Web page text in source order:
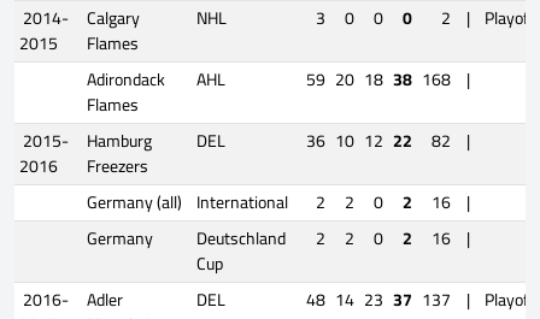
2014-
2015
Calgary
Flames
NHL 3 0 0 0 2 |
Adirondack
Flames
AHL 59 20 18 38 168 |
2015-
2016
Hamburg
Freezers
DEL 36 10 12 22 82 |
Germany (all) International 2 2 0 2 16 |
Germany
Deutschland
Cup
2 2 0 2 16 |
2016- Adler
DEL 48 14 23 37 137 |